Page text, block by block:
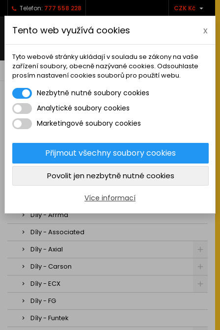
Telefon: 777 558 228 CZK Kč 
   shopping_cart0
RC AUTA
Sestavená auta elektro
Stavebnice aut elektro
Auta na spalovací motor
Náhradní díly
Díly - Arrma
Díly - Associated
Díly - Axial
Díly - Carson
Díly - ECX
Díly - FG
Díly - Funtek
Tento web využívá cookies x
Tyto webové stránky ukládají v souladu se zákony na vaše
zařízení soubory, obecně nazývané cookies. Odsouhlaste
prosím nastavení cookies souborů pro použití webu.
Nezbytně nutné soubory cookies
Analytické soubory cookies
Marketingové soubory cookies
Přijmout všechny soubory cookies
Povolit jen nezbytně nutné cookies
Více informací